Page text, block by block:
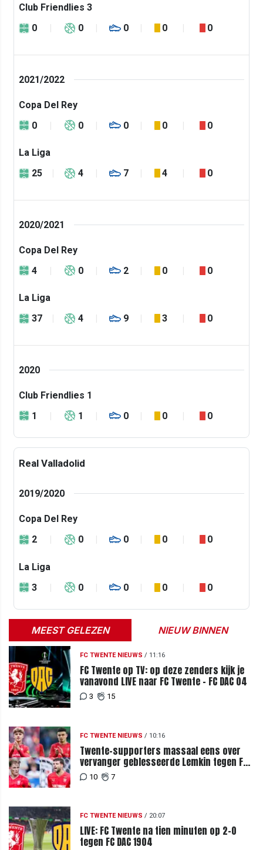
Club Friendlies 3
0
0 0 0 0
2021/2022
Copa Del Rey
0
0 0 0 0
La Liga
25
4 7 4 0
2020/2021
Copa Del Rey
4
0 2 0 0
La Liga
37
4 9 3 0
2020
Club Friendlies 1
1
1 0 0 0
Real Valladolid
2019/2020
Copa Del Rey
2
0 0 0 0
La Liga
3
0 0 0 0
MEEST GELEZEN NIEUW BINNEN
FC TWENTE NIEUWS / 11:16
FC Twente op TV: op deze zenders kijk je
vanavond LIVE naar FC Twente - FC DAC 04
3 15
FC TWENTE NIEUWS / 10:16
Twente-supporters massaal eens over
vervanger geblesseerde Lemkin tegen FC
DAC 04
10 7
FC TWENTE NIEUWS / 20:07
LIVE: FC Twente na tien minuten op 2-0
tegen FC DAC 1904